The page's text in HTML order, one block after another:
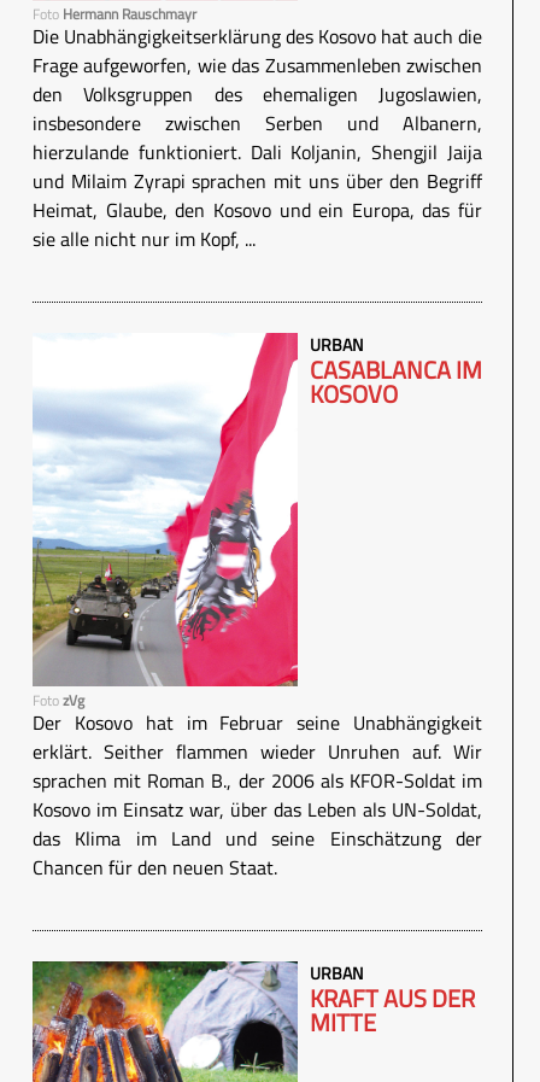
Foto Hermann Rauschmayr
Die Unabhängigkeitserklärung des Kosovo hat auch die
Frage aufgeworfen, wie das Zusammenleben zwischen
den Volksgruppen des ehemaligen Jugoslawien,
insbesondere zwischen Serben und Albanern,
hierzulande funktioniert. Dali Koljanin, Shengjil Jaija
und Milaim Zyrapi sprachen mit uns über den Begriff
Heimat, Glaube, den Kosovo und ein Europa, das für
sie alle nicht nur im Kopf, ...
FotozVg
URBAN
CASABLANCA IM
KOSOVO
Der Kosovo hat im Februar seine Unabhängigkeit
erklärt. Seither flammen wieder Unruhen auf. Wir
sprachen mit Roman B., der 2006 als KFOR-Soldat im
Kosovo im Einsatz war, über das Leben als UN-Soldat,
das Klima im Land und seine Einschätzung der
Chancen für den neuen Staat.
URBAN
KRAFT AUS DER
MITTE